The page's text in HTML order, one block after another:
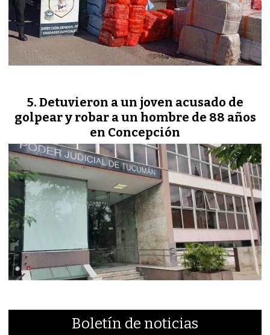
Detuvieron a un joven acusado de
golpear y robar a un hombre de 88 años
en Concepción
Boletín de noticias